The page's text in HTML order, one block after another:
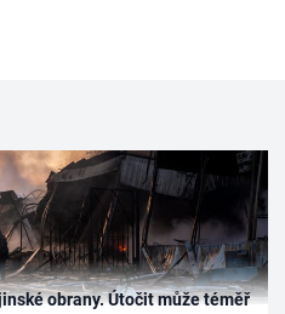
obrany. Útočit může téměř